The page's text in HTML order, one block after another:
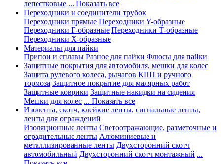
лепестковые ... Показать все
Переходники и соединители трубок
Переходники прямые Переходники Y-образные
Переходники Г-образные Переходники Т-образные
Переходники Х-образные
Материалы для пайки
Припои и сплавы Разное для пайки Флюсы для пайки
Защитные покрытия для автомобиля, мешки для колес
Защита рулевого колеса, рычагов КПП и ручного
тормоза Защитное покрытие для малярных работ
Защитные коврики Защитные накидки на сидения
Мешки для колес ... Показать все
Изолента, скотч, клейкие ленты, сигнальные ленты,
ленты для ограждений
Изоляционные ленты Светоотражающие, разметочные и
оградительные ленты Алюминиевые и
металлизированные ленты Двухсторонний скотч
автомобильный Двухсторонний скотч монтажный ...